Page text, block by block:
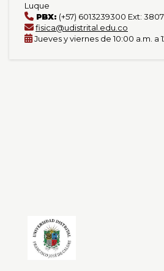
Luque
PBX: (+57) 6013239300 Ext:
fisica@udistrital.edu.co
Jueves y viernes de 10:00 a.m. a